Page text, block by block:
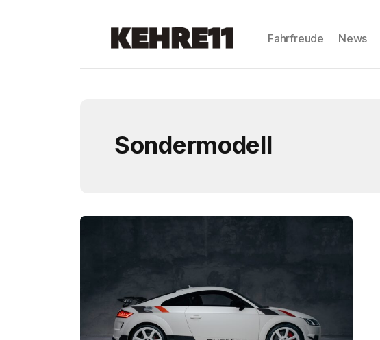
Fahrfreude News
Sondermodell